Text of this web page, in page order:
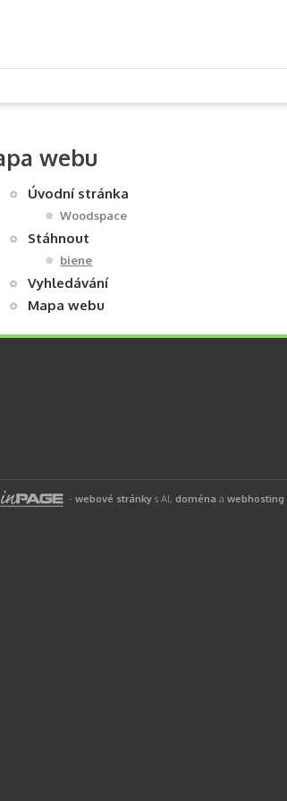
webu
Úvodní stránka
Woodspace
Stáhnout
biene
Vyhledávání
Mapa webu
- webové stránkys AI, doména a webhosting